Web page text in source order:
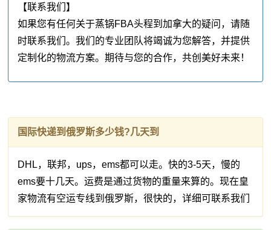
【联系我们】
如果您有任何关于蒸锅FBA头程到加拿大的疑问，请随
时联系我们。我们的专业团队将竭诚为您解答，并提供
定制化的物流方案。期待与您的合作，共创美好未来！
国际快递到俄罗斯多少钱?几天到
DHL，联邦，ups，ems都可以走。快的3-5天，慢的
ems要十几天。运费是通过货物的重量来算的。现在皇
家物流有空运专线到俄罗斯，很快的，详细可联系我们